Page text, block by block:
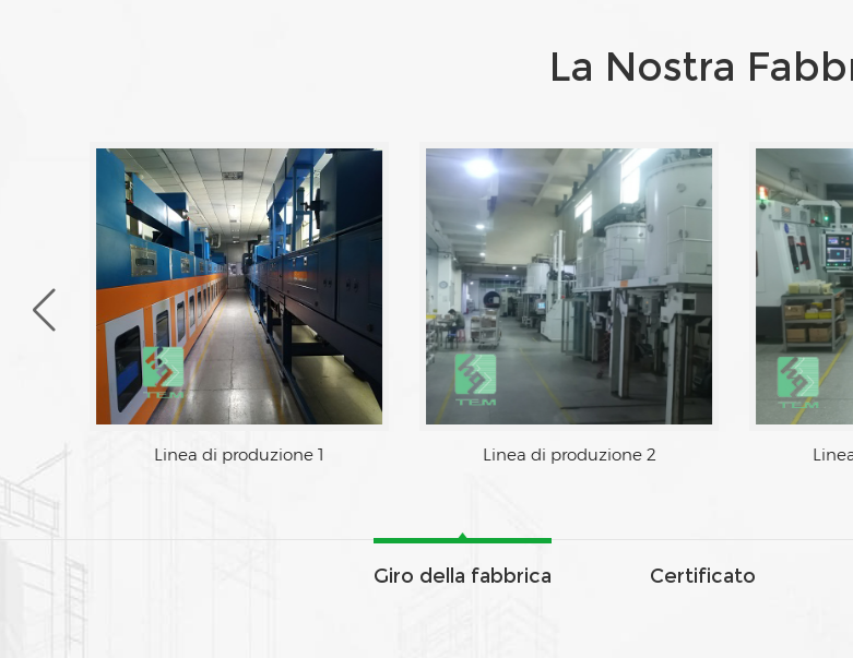
La Nostra
Linea di produzione 1 Linea di produzione 2
Giro della fabbrica Certificato